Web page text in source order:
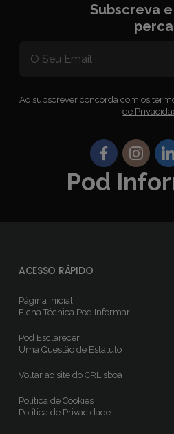
Subscreva
perca
Ao subscrever concorda com os
de
Pod
ACESSO RÁPIDO
Página Inicial
Ficha TécnicaPod Informar
Pod Esclarecer
Uma Questão de Estatuto
Voltar ao site do CRLisboa
Política de Cookies
Política de Privacidade